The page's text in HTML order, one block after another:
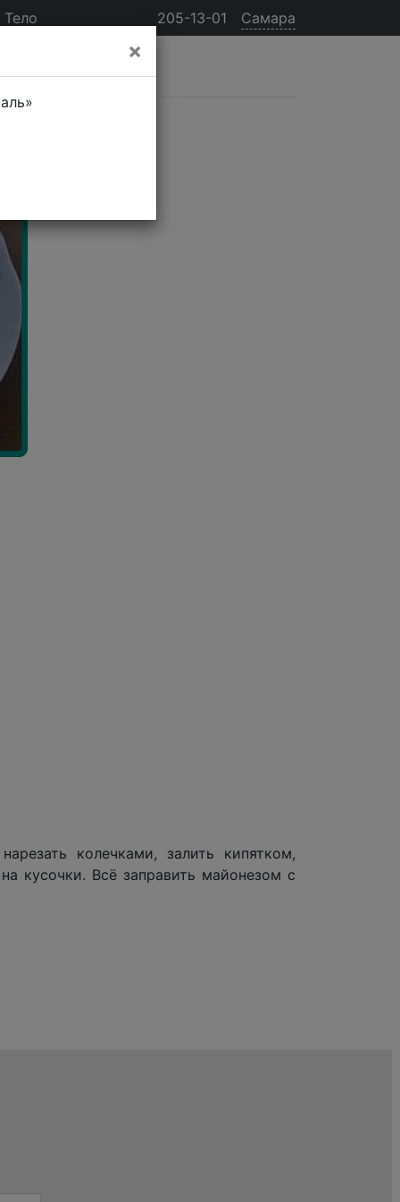
205-13-01 Самара
Тело
колечками, залить кипятком,
кусочки. Всё заправить майонезом с
×